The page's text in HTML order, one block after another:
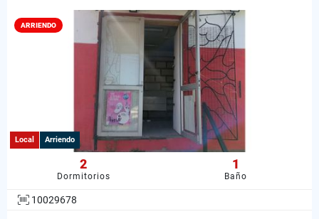
ARRIENDO
Local Arriendo
2
Dormitorios
1
Baño
10029678